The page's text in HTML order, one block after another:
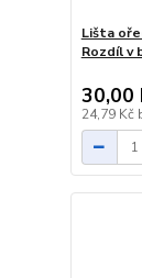
Lišta
Rozdíl v
30,00
24,79 Kč